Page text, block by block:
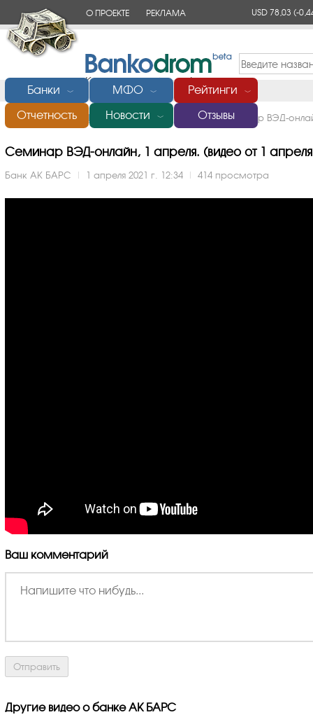
О ПРОЕКТЕ РЕКЛАМА USD 78,03(-
Банки ﹀ МФО ﹀ Рейтинги ﹀
Отчетность Новости ﹀ Отзывы
Главная/Банки России/АК БАРС Видео/Семинар ВЭД-
Семинар ВЭД-онлайн, 1 апреля. (видео от 1 апреля
Банк АК БАРС | 1 апреля 2021 г. 12:34 | 414 просмотра
Ваш комментарий
Другие видео о банке АК БАРС